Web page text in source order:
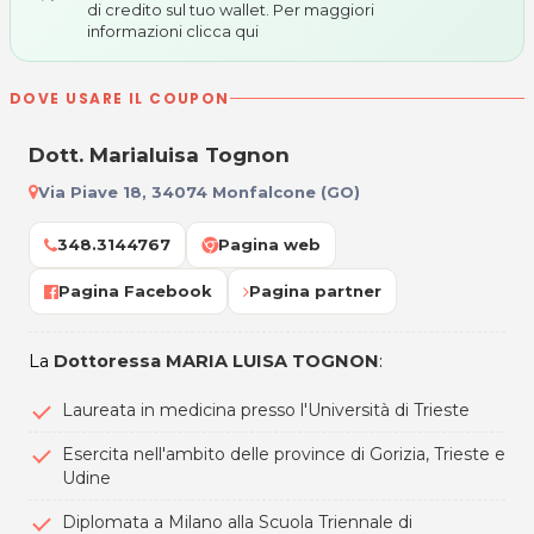
di credito sul tuo wallet. Per maggiori
informazioni clicca qui
DOVE USARE IL COUPON
Dott. Marialuisa Tognon
Via Piave 18, 34074 Monfalcone (GO)
348.3144767 Pagina web
Pagina Facebook Pagina partner
La Dottoressa MARIA LUISA TOGNON:
Laureata in medicina presso l'Università di Trieste
Esercita nell'ambito delle province di Gorizia, Trieste e
Udine
Diplomata a Milano alla Scuola Triennale di